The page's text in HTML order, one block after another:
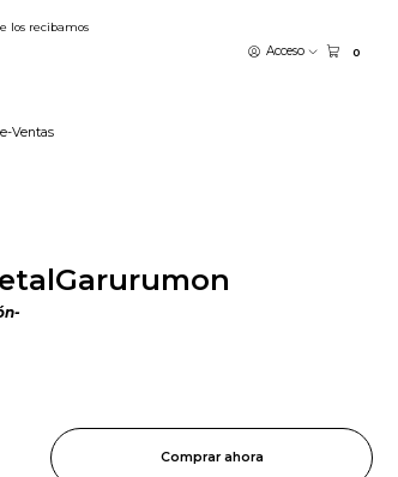
Acceso 0
Ventas
los recibamos
Comprar ahora